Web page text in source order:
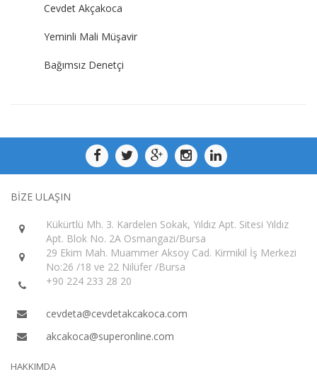
Cevdet Akçakoca
Yeminli Mali Müşavir
Bağımsız Denetçi
BİZE ULAŞIN
Kükürtlü Mh. 3. Kardelen Sokak, Yıldız Apt. Sitesi Yıldız
Apt. Blok No. 2A Osmangazi/Bursa
29 Ekim Mah. Muammer Aksoy Cad. Kirmikil İş Merkezi
No:26 /18 ve 22 Nilüfer /Bursa
+90 224 233 28 20
cevdeta@cevdetakcakoca.com
akcakoca@superonline.com
HAKKIMDA